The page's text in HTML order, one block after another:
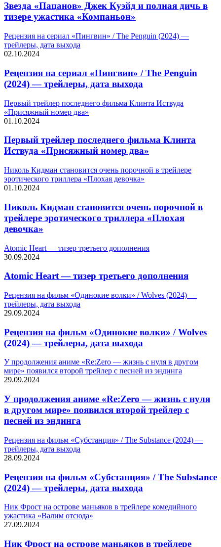
Звезда «Пацанов» Джек Куэйд и полная дичь в
тизере ужастика «Компаньон»
Рецензия на сериал «Пингвин» / The Penguin (2024) —
трейлеры, дата выхода
02.10.2024
Рецензия на сериал «Пингвин» / The Penguin
(2024) — трейлеры, дата выхода
Первый трейлер последнего фильма Клинта Иствуда
«Присяжный номер два»
01.10.2024
Первый трейлер последнего фильма Клинта
Иствуда «Присяжный номер два»
Николь Кидман становится очень порочной в трейлере
эротического триллера «Плохая девочка»
01.10.2024
Николь Кидман становится очень порочной в
трейлере эротического триллера «Плохая
девочка»
Atomic Heart — тизер третьего дополнения
30.09.2024
Atomic Heart — тизер третьего дополнения
Рецензия на фильм «Одинокие волки» / Wolves (2024) —
трейлеры, дата выхода
29.09.2024
Рецензия на фильм «Одинокие волки» / Wolves
(2024) — трейлеры, дата выхода
У продолжения аниме «Re:Zero — жизнь с нуля в другом
мире» появился второй трейлер с песней из эндинга
29.09.2024
У продолжения аниме «Re:Zero — жизнь с нуля
в другом мире» появился второй трейлер с
песней из эндинга
Рецензия на фильм «Субстанция» / The Substance (2024) —
трейлеры, дата выхода
28.09.2024
Рецензия на фильм «Субстанция» / The Substance
(2024) — трейлеры, дата выхода
Ник Фрост на острове маньяков в трейлере комедийного
ужастика «Валим отсюда»
27.09.2024
Ник Фрост на острове маньяков в трейлере